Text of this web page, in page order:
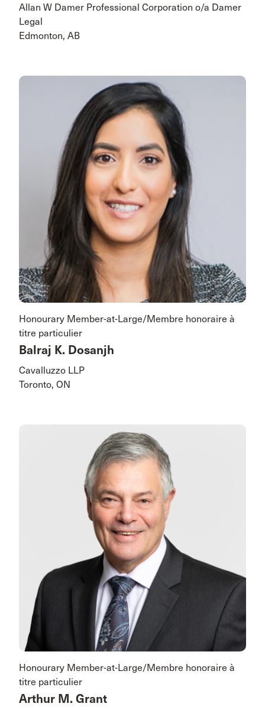
Allan W Damer Professional Corporation o/a Damer
Legal
Edmonton, AB
Honourary Member-at-Large/Membre honoraire à
titre particulier
Balraj K. Dosanjh
Cavalluzzo LLP
Toronto, ON
Honourary Member-at-Large/Membre honoraire à
titre particulier
Arthur M. Grant